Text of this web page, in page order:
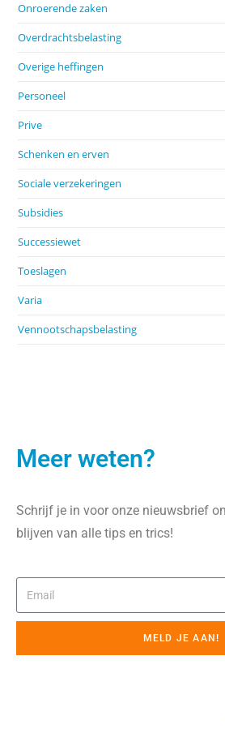
Onroerende zaken
Overdrachtsbelasting
Overige heffingen
Personeel
Prive
Schenken en erven
Sociale verzekeringen
Subsidies
Successiewet
Toeslagen
Varia
Vennootschapsbelasting
Meer weten?
Schrijf je in voor onze nieuwsbrief
blijven van alle tips en trics!
MELD JE AAN!